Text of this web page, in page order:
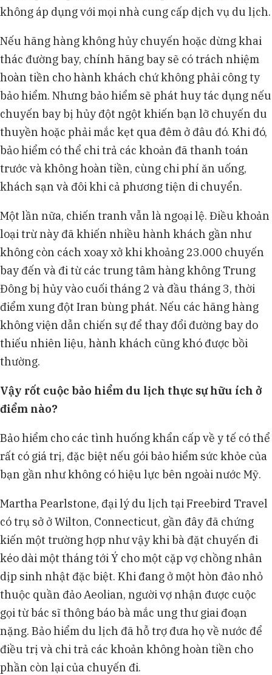
không áp dụng với mọi nhà cung cấp dịch vụ du lịch.
Nếu hãng hàng không hủy chuyến hoặc dừng khai
thác đường bay, chính hãng bay sẽ có trách nhiệm
hoàn tiền cho hành khách chứ không phải công ty
bảo hiểm. Nhưng bảo hiểm sẽ phát huy tác dụng nếu
chuyến bay bị hủy đột ngột khiến bạn lỡ chuyến du
thuyền hoặc phải mắc kẹt qua đêm ở đâu đó. Khi đó,
bảo hiểm có thể chi trả các khoản đã thanh toán
trước và không hoàn tiền, cùng chi phí ăn uống,
khách sạn và đôi khi cả phương tiện di chuyển.
Một lần nữa, chiến tranh vẫn là ngoại lệ. Điều khoản
loại trừ này đã khiến nhiều hành khách gần như
không còn cách xoay xở khi khoảng 23.000 chuyến
bay đến và đi từ các trung tâm hàng không Trung
Đông bị hủy vào cuối tháng 2 và đầu tháng 3, thời
điểm xung đột Iran bùng phát. Nếu các hãng hàng
không viện dẫn chiến sự để thay đổi đường bay do
thiếu nhiên liệu, hành khách cũng khó được bồi
thường.
Vậy rốt cuộc bảo hiểm du lịch thực sự hữu ích ở
điểm nào?
Bảo hiểm cho các tình huống khẩn cấp về y tế có thể
rất có giá trị, đặc biệt nếu gói bảo hiểm sức khỏe của
bạn gần như không có hiệu lực bên ngoài nước Mỹ.
Martha Pearlstone, đại lý du lịch tại Freebird Travel
có trụ sở ở Wilton, Connecticut, gần đây đã chứng
kiến một trường hợp như vậy khi bà đặt chuyến đi
kéo dài một tháng tới Ý cho một cặp vợ chồng nhân
dịp sinh nhật đặc biệt. Khi đang ở một hòn đảo nhỏ
thuộc quần đảo Aeolian, người vợ nhận được cuộc
gọi từ bác sĩ thông báo bà mắc ung thư giai đoạn
nặng. Bảo hiểm du lịch đã hỗ trợ đưa họ về nước để
điều trị và chi trả các khoản không hoàn tiền cho
phần còn lại của chuyến đi.